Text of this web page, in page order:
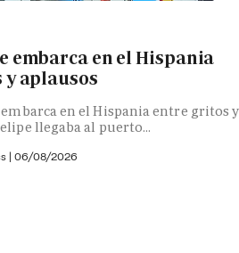
embarca en el Hispania
aplausos
embarca en el Hispania entre gritos y
llegaba al puerto...
| 06/08/2026